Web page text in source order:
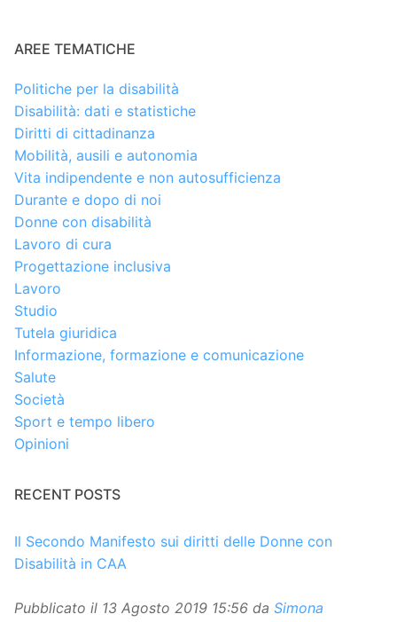
AREE TEMATICHE
Politiche per la disabilità
Disabilità: dati e statistiche
Diritti di cittadinanza
Mobilità, ausili e autonomia
Vita indipendente e non autosufficienza
Durante e dopo di noi
Donne con disabilità
Lavoro di cura
Progettazione inclusiva
Lavoro
Studio
Tutela giuridica
Informazione, formazione e comunicazione
Salute
Società
Sport e tempo libero
Opinioni
RECENT POSTS
Il Secondo Manifesto sui diritti delle Donne con
Disabilità in CAA
Pubblicato il 13 Agosto 2019 15:56 da Simona